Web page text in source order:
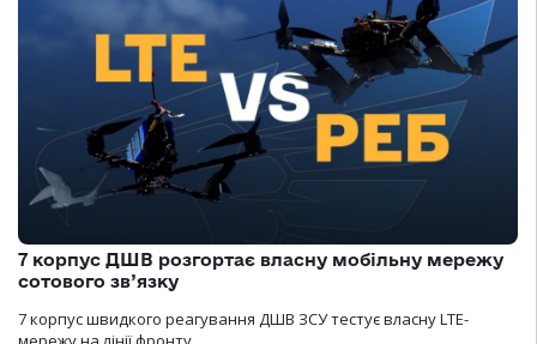
7 корпус ДШВ розгортає власну мобільну мережу
сотового зв’язку
7 корпус швидкого реагування ДШВ ЗСУ тестує власну LTE-